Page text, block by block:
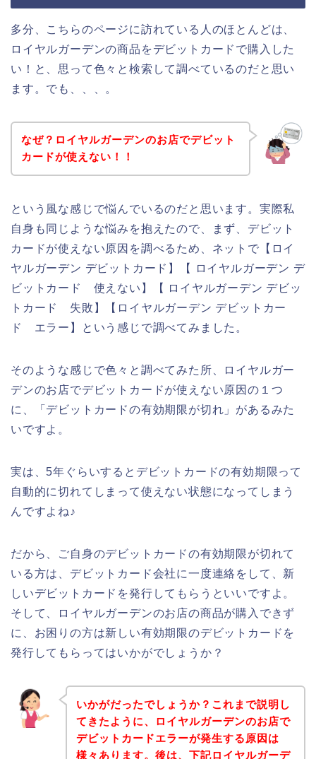
多分、こちらのページに訪れている人のほとんどは、
ロイヤルガーデンの商品をデビットカードで購入した
い！と、思って色々と検索して調べているのだと思い
ます。でも、、、。
なぜ？ロイヤルガーデンのお店でデビット
カードが使えない！！
という風な感じで悩んでいるのだと思います。実際私
自身も同じような悩みを抱えたので、まず、デビット
カードが使えない原因を調べるため、ネットで【ロイ
ヤルガーデン デビットカード】【 ロイヤルガーデン デ
ビットカード 使えない】【 ロイヤルガーデン デビッ
トカード 失敗】【ロイヤルガーデン デビットカー
ド エラー】という感じで調べてみました。
そのような感じで色々と調べてみた所、ロイヤルガー
デンのお店でデビットカードが使えない原因の１つ
に、「デビットカードの有効期限が切れ」があるみた
いですよ。
実は、5年ぐらいするとデビットカードの有効期限って
自動的に切れてしまって使えない状態になってしまう
んですよね♪
だから、ご自身のデビットカードの有効期限が切れて
いる方は、デビットカード会社に一度連絡をして、新
しいデビットカードを発行してもらうといいですよ。
そして、ロイヤルガーデンのお店の商品が購入できず
に、お困りの方は新しい有効期限のデビットカードを
発行してもらってはいかがでしょうか？
いかがだったでしょうか？これまで説明し
てきたように、ロイヤルガーデンのお店で
デビットカードエラーが発生する原因は
様々あります。後は、下記ロイヤルガーデ